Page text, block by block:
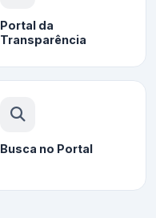
Portal da
Transparência
Busca no Portal